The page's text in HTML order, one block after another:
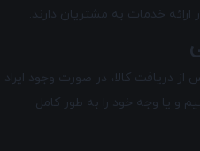
خدمات به مشتریان دارند.
می‌توانید تا 7 روز پس از دریافت کالا، در صورت وجود ایراد
و یا وجه خود را به طور کامل